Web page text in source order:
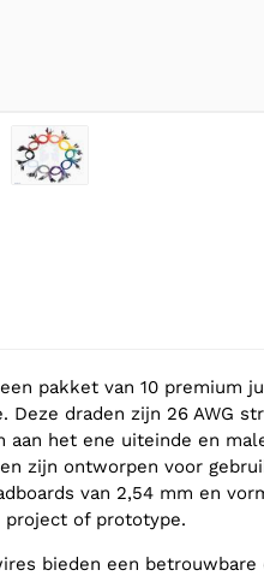
pakket van 10 premium
Deze draden zijn 26 AWG
aan het ene uiteinde en
zijn ontworpen voor
van 2,54 mm en
of prototype.
bieden een